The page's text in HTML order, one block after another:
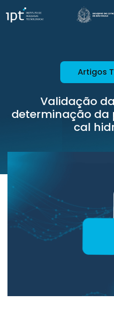
Artigos
Validação
determinação da
cal